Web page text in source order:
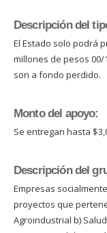
Descripción del
El Estado solo podrá
millones de pesos 00/
son a fondo perdido.
Monto del apoyo:
Se entregan hasta
Descripción del
Empresas
proyectos que
Agroindustrial b)